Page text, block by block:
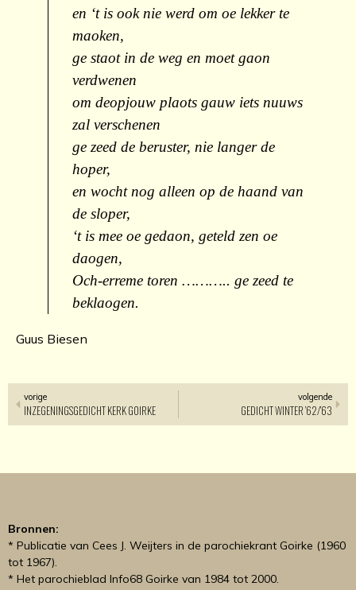
en ‘t is ook nie werd om oe lekker te
maoken,
ge staot in de weg en moet gaon
verdwenen
om deopjouw plaots gauw iets nuuws
zal verschenen
ge zeed de beruster, nie langer de
hoper,
en wocht nog alleen op de haand van
de sloper,
‘t is mee oe gedaon, geteld zen oe
daogen,
Och-erreme toren ……….. ge zeed te
beklaogen.
Guus Biesen
vorige
INZEGENINGSGEDICHT KERK GOIRKE
volgende
GEDICHT WINTER ’62/’63
Bronnen:
* Publicatie van Cees J. Weijters in de parochiekrant Goirke (1960
tot 1967).
* Het parochieblad Info68 Goirke van 1984 tot 2000.